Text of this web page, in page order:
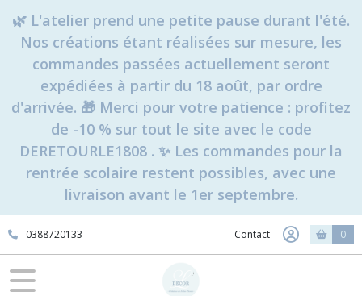
🌿 L'atelier prend une petite pause durant l'été.
Nos créations étant réalisées sur mesure, les
commandes passées actuellement seront
expédiées à partir du 18 août, par ordre
d'arrivée. 🎁 Merci pour votre patience : profitez
de -10 % sur tout le site avec le code
DERETOURLE1808 . ✨ Les commandes pour la
rentrée scolaire restent possibles, avec une
livraison avant le 1er septembre.
0388720133 Contact 0